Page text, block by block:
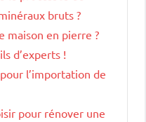
bruts ?
maison en pierre ?
d’experts !
l’importation de
pour rénover une